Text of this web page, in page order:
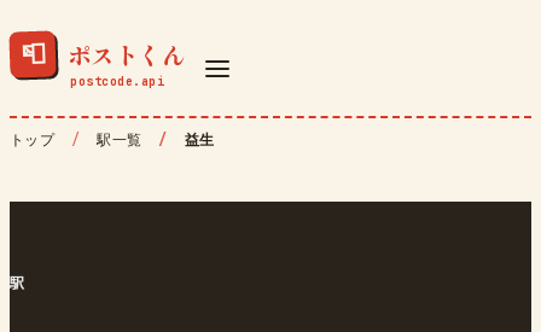
📮 ポストくん
トップ 駅一覧 益生
駅